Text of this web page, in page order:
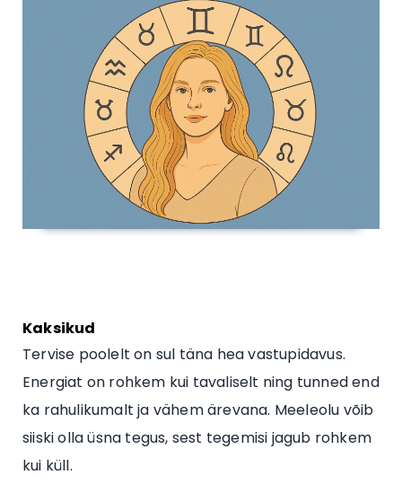
Kaksikud
Tervise poolelt on sul täna hea vastupidavus.
Energiat on rohkem kui tavaliselt ning tunned end
ka rahulikumalt ja vähem ärevana. Meeleolu võib
siiski olla üsna tegus, sest tegemisi jagub rohkem
kui küll.